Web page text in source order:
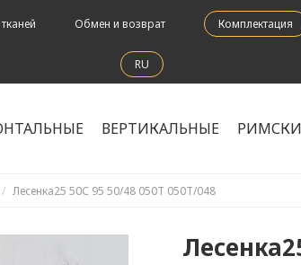
Обмен и возврат Комплектация
RU
ВЕРТИКАЛЬНЫЕ
Лесенка25 50С 95 50/48 050Т 050Т/048